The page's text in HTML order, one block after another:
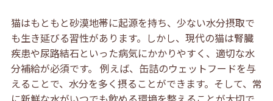
猫はもともと砂漠地帯に起源を持ち、少ない水分摂取で
も生き延びる習性があります。しかし、現代の猫は腎臓
疾患や尿路結石といった病気にかかりやすく、適切な水
分補給が必須です。 例えば、缶詰のウェットフードを与
えることで、水分を多く摂ることができます。そして、常